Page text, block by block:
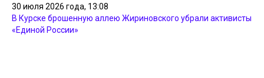
30 июля 2026 года, 13:08
В Курске брошенную аллею Жириновского убрали активисты
«Единой России»